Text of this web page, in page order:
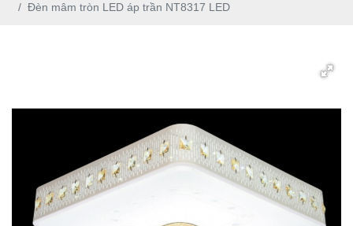
Đèn mâm tròn LED áp trần NT8317 LED